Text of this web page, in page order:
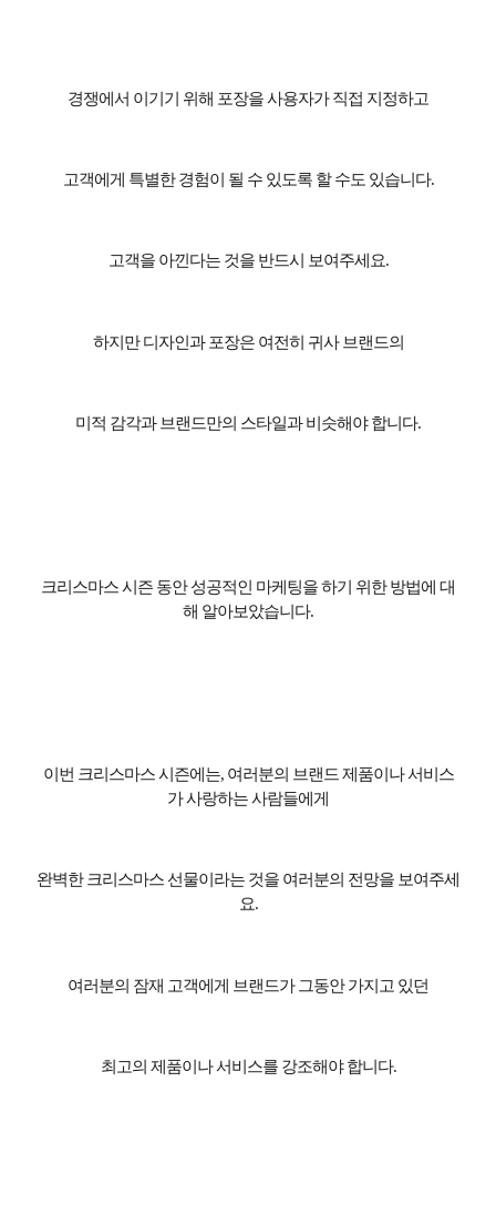
경쟁에서 이기기 위해 포장을 사용자가 직접 지정하고
고객에게 특별한 경험이 될 수 있도록 할 수도 있습니다.
고객을 아낀다는 것을 반드시 보여주세요.
하지만 디자인과 포장은 여전히 귀사 브랜드의
미적 감각과 브랜드만의 스타일과 비슷해야 합니다.
크리스마스 시즌 동안 성공적인 마케팅을 하기 위한 방법에 대
해 알아보았습니다.
이번 크리스마스 시즌에는, 여러분의 브랜드 제품이나 서비스
가 사랑하는 사람들에게
완벽한 크리스마스 선물이라는 것을 여러분의 전망을 보여주세
요.
여러분의 잠재 고객에게 브랜드가 그동안 가지고 있던
최고의 제품이나 서비스를 강조해야 합니다.